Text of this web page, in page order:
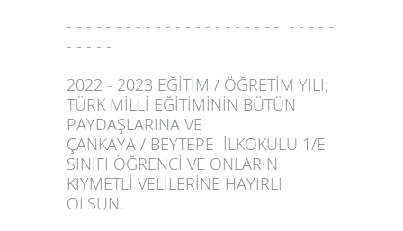
- - - - - - - - - - - - - - - - - - - - - - - - - - -
- - - - -
2022 - 2023 EĞİTİM / ÖĞRETİM YILI;
TÜRK MİLLİ EĞİTİMİNİN BÜTÜN
PAYDAŞLARINA VE
ÇANKAYA / BEYTEPE İLKOKULU 1/E
SINIFI ÖĞRENCİ VE ONLARIN
KIYMETLİ VELİLERİNE HAYIRLI
OLSUN.